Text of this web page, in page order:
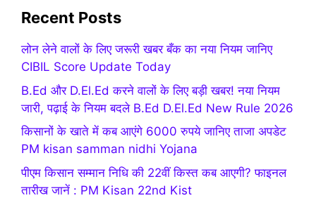
Recent Posts
लोन लेने वालों के लिए जरूरी खबर बँक का नया नियम जानिए
CIBIL Score Update Today
B.Ed और D.El.Ed करने वालों के लिए बड़ी खबर! नया नियम
जारी, पढ़ाई के नियम बदले B.Ed D.El.Ed New Rule 2026
किसानों के खाते में कब आएंगे 6000 रुपये जानिए ताजा अपडेट
PM kisan samman nidhi Yojana
पीएम किसान सम्मान निधि की 22वीं किस्त कब आएगी? फाइनल
तारीख जानें : PM Kisan 22nd Kist